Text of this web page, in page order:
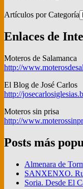
Artículos por Categoría
Enlaces de
Moteros de Salamanca
http://
El Blog de José Carlos
http://
Moteros sin prisa
http://
Posts más
Almenara de
SANXENXO.
Soria. Desde El